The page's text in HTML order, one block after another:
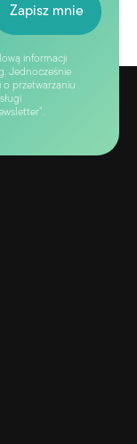
informacji
Jednocześnie
o przetwarzaniu